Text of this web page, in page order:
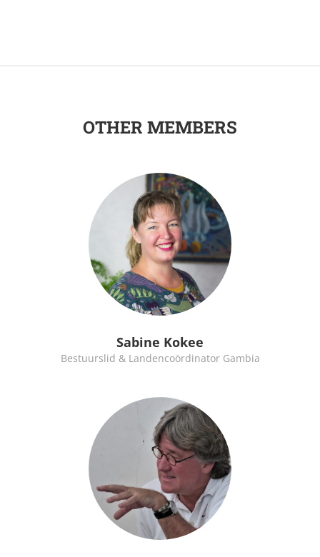
OTHER MEMBERS
Sabine Kokee
Bestuurslid & Landencoördinator Gambia